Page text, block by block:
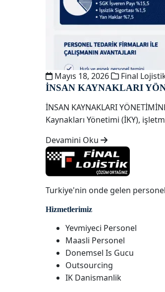
Mayıs 18, 2026 Final
İNSAN KAYNAKLARI
İNSAN KAYNAKLARI
Kaynakları Yönetimi (İKY),
Devamini Oku
Turkiye'nin onde gelen
Hizmetlerimiz
Yevmiyeci Personel
Maasli Personel
Donemsel Is Gucu
Outsourcing
IK Danismanlik